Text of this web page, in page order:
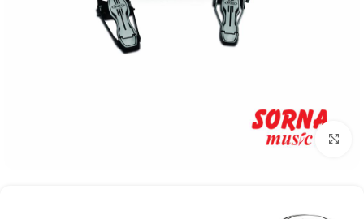
Click to enlarge